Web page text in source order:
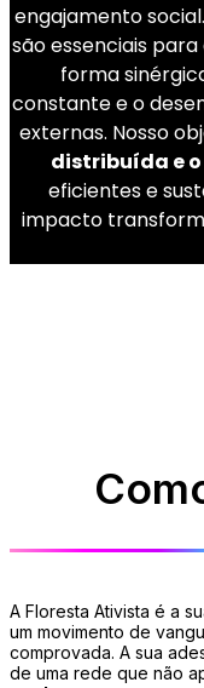
engajamento
são essenciais
forma
constante e o
externas. Nosso
distribuída e
eficientes e
impacto
A Floresta Ativista é a
um movimento de
comprovada. A sua
de uma rede que não